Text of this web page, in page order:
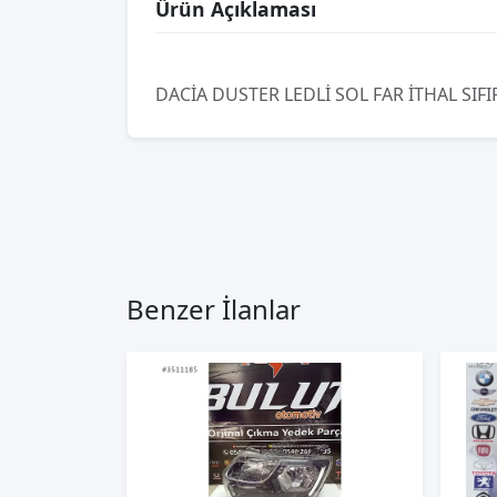
Ürün Açıklaması
DACİA DUSTER LEDLİ SOL FAR İTHAL
Benzer İlanlar